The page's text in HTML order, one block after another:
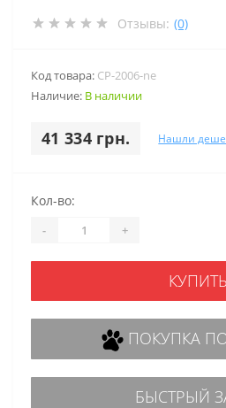
Отзывы: (0)
Код товара: CP-2006-ne
Наличие: В наличии
41 334 грн. Нашли
Кол-во:
- +
КУПИТЬ
ПОКУПКА
БЫСТРЫЙ